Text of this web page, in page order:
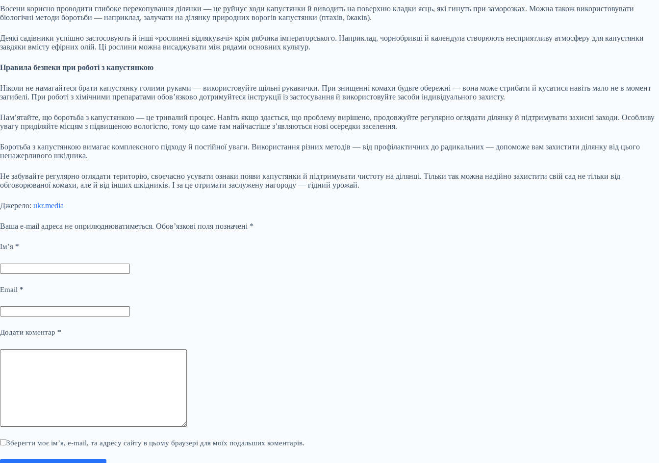
Восени корисно проводити глибоке перекопування ділянки — це руйнує ходи капустянки й виводить на поверхню кладки яєць, які гинуть при заморозках. Можна також використовувати
біологічні методи боротьби — наприклад, залучати на ділянку природних ворогів капустянки (птахів, їжаків).
Деякі садівники успішно застосовують й інші «рослинні відлякувачі» крім рябчика імператорського. Наприклад, чорнобривці й календула створюють несприятливу атмосферу для капустянки
завдяки вмісту ефірних олій. Ці рослини можна висаджувати між рядами основних культур.
Правила безпеки при роботі з капустянкою
Ніколи не намагайтеся брати капустянку голими руками — використовуйте щільні рукавички. При знищенні комахи будьте обережні — вона може стрибати й кусатися навіть мало не в момент
загибелі. При роботі з хімічними препаратами обов’язково дотримуйтеся інструкції із застосування й використовуйте засоби індивідуального захисту.
Пам’ятайте, що боротьба з капустянкою — це тривалий процес. Навіть якщо здається, що проблему вирішено, продовжуйте регулярно оглядати ділянку й підтримувати захисні заходи. Особливу
увагу приділяйте місцям з підвищеною вологістю, тому що саме там найчастіше з’являються нові осередки заселення.
Боротьба з капустянкою вимагає комплексного підходу й постійної уваги. Використання різних методів — від профілактичних до радикальних — допоможе вам захистити ділянку від цього
ненажерливого шкідника.
Не забувайте регулярно оглядати територію, своєчасно усувати ознаки появи капустянки й підтримувати чистоту на ділянці. Тільки так можна надійно захистити свій сад не тільки від
обговорюваної комахи, але й від інших шкідників. І за це отримати заслужену нагороду — гідний урожай.
Джерело: ukr.media
Ваша e-mail адреса не оприлюднюватиметься. Обов’язкові поля позначені *
Ім’я *
Email *
Додати коментар *
Зберегти моє ім’я, e-mail, та адресу сайту в цьому браузері для моїх подальших коментарів.